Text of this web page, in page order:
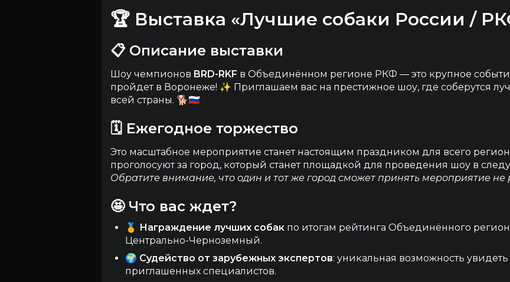
🏆 Выставка «Лучшие собаки России /
📋 Описание выставки
Шоу чемпионов BRD-RKF в Объединённом регионе РКФ — это крупное
пройдет в Воронеже! ✨ Приглашаем вас на престижное шоу, где соберутся
всей страны. 🐕🇷🇺
🗓️ Ежегодное торжество
Это масштабное мероприятие станет настоящим праздником для всего
проголосуют за город, который станет площадкой для проведения шоу в
Обратите внимание, что один и тот же город сможет принять мероприятие не
🤩 Что вас ждет?
🏅 Награждение лучших собак по итогам рейтинга Объединённого
Центрально-Черноземный.
🌍 Судейство от зарубежных экспертов: уникальная возможность
приглашенных специалистов.